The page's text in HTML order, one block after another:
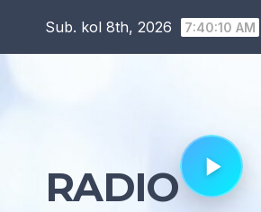
Sub. kol 8th, 2026 7:40:11 AM
RADIO